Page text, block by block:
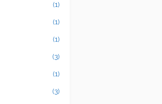
(1)
(1)
(1)
(3)
(1)
(3)